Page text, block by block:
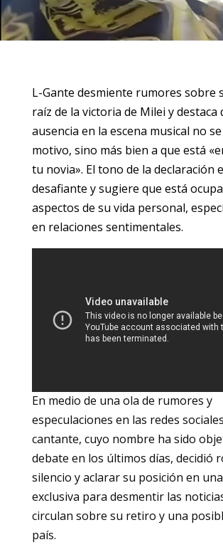
L-Gante desmiente rumores sobre
raíz de la victoria de Milei y destaca
ausencia en la escena musical no
motivo, sino más bien a que está
tu novia». El tono de la declaración
desafiante y sugiere que está
aspectos de su vida personal,
en relaciones sentimentales.
En medio de una ola de rumores y
especulaciones en las redes
cantante, cuyo nombre ha sido
debate en los últimos días, decidió
silencio y aclarar su posición en
exclusiva para desmentir las
circulan sobre su retiro y una
país.